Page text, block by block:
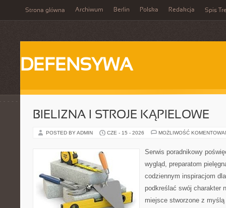
Strona główna Archiwum Berlin Polska Redakcja Spis
DEFENSYWA
BIELIZNA I STROJE KĄPIELOWE
POSTED BY ADMIN CZE - 15 - 2026 MOŻLIWOŚĆ
Serwis poradnikowy
wygląd, preparatom
codziennym inspiracjom
podkreślać swój charakter
miejsce stworzone z